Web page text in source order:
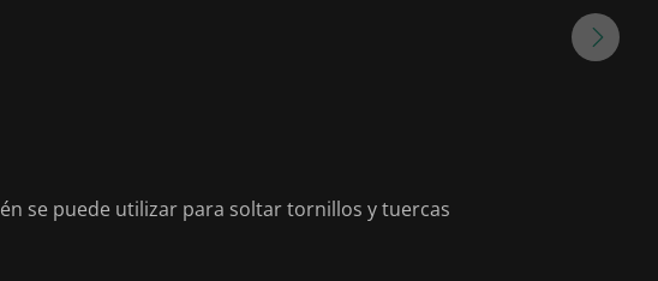
se puede utilizar para soltar tornillos y tuercas